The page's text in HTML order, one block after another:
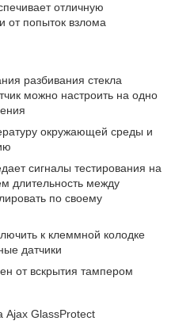
отличную
от попыток взлома
разбивания стекла
можно настроить на одно
окружающей среды и
сигналы тестирования на
длительность между
по своему
к клеммной колодке
датчики
от вскрытия тампером
Ajax GlassProtect